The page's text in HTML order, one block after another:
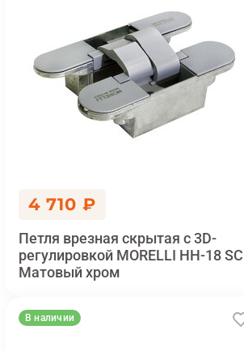
4 710 ₽
Петля врезная скрытая с 3D-
регулировкой MORELLI HH-18 SC
Матовый хром
В наличии